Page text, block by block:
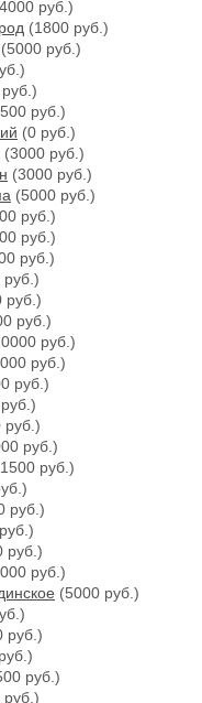
руб.)
(1800 руб.)
(5000 руб.)
руб.)
(0 руб.)
(3000 руб.)
(3000 руб.)
(5000 руб.)
руб.)
руб.)
руб.)
руб.)
руб.)
руб.)
руб.)
руб.)
руб.)
руб.)
руб.)
руб.)
руб.)
руб.)
руб.)
(5000 руб.)
руб.)
руб.)
руб.)